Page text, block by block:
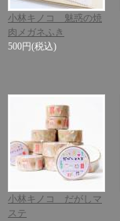
小林キノコ 魅惑の焼
肉メガネふき
500円(税込)
小林キノコ だがしマ
ステ